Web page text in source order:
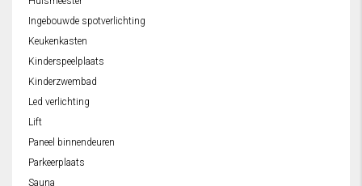
Ingebouwde spotverlichting
Keukenkasten
Kinderspeelplaats
Kinderzwembad
Led verlichting
Lift
Paneel binnendeuren
Parkeerplaats
Sauna